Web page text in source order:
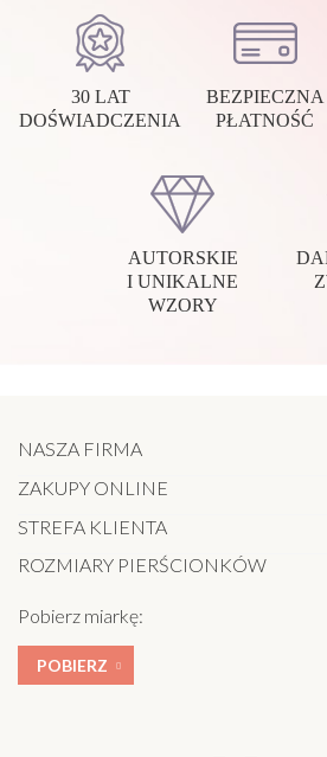
30 LAT
DOŚWIADCZENIA
BEZPIECZNA
PŁATNOŚĆ
AUTORSKIE
I UNIKALNE
WZORY
NASZA FIRMA
ZAKUPY ONLINE
STREFA KLIENTA
ROZMIARY PIERŚCIONKÓW
Pobierz miarkę:
POBIERZ